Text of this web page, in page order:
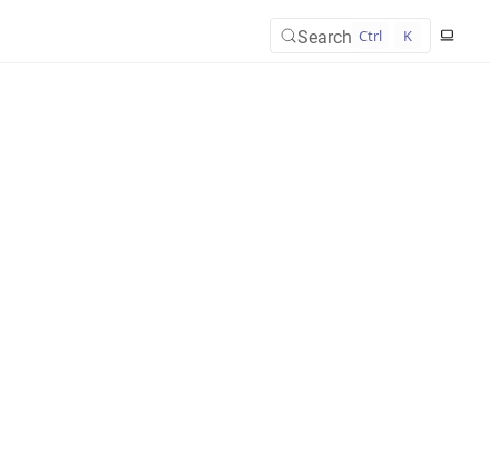
Search Ctrl K